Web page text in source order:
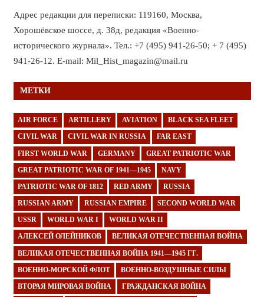
Адрес редакции для переписки: 119160, Москва,
Хорошёвское шоссе, д. 38д, редакция «Военно-
исторического журнала». Тел.: +7 (495) 941-26-50; + 7 (495)
941-26-12. E-mail: Mil_Hist_magazin@mail.ru
МЕТКИ
AIR FORCE ARTILLERY AVIATION BLACK SEA FLEET
CIVIL WAR CIVIL WAR IN RUSSIA FAR EAST
FIRST WORLD WAR GERMANY GREAT PATRIOTIC WAR
GREAT PATRIOTIC WAR OF 1941—1945 NAVY
PATRIOTIC WAR OF 1812 RED ARMY RUSSIA
RUSSIAN ARMY RUSSIAN EMPIRE SECOND WORLD WAR
USSR WORLD WAR I WORLD WAR II
АЛЕКСЕЙ ОЛЕЙНИКОВ ВЕЛИКАЯ ОТЕЧЕСТВЕННАЯ ВОЙНА
ВЕЛИКАЯ ОТЕЧЕСТВЕННАЯ ВОЙНА 1941—1945 ГГ.
ВОЕННО-МОРСКОЙ ФЛОТ ВОЕННО-ВОЗДУШНЫЕ СИЛЫ
ВТОРАЯ МИРОВАЯ ВОЙНА ГРАЖДАНСКАЯ ВОЙНА